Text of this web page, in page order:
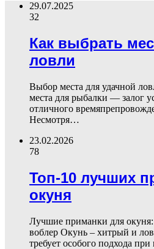
29.07.2025
32
Как выбрать
ловли
Выбор места для удачной
места для рыбалки — залог
отличного
Несмотря…
23.02.2026
78
Топ-10 лучших
окуня
Лучшие приманки для
воблер Окунь – хитрый и
требует особого подхода